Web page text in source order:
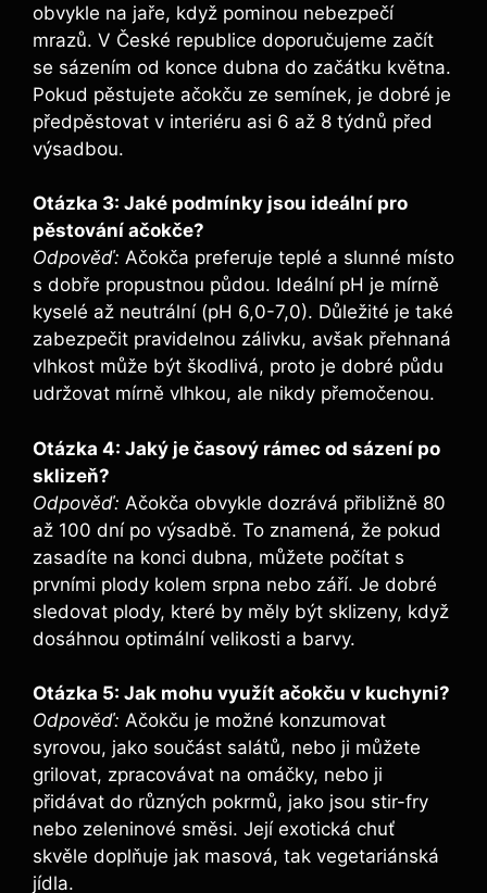
obvykle na jaře, když pominou nebezpečí
mrazů. V České republice doporučujeme začít
se sázením od konce dubna do začátku května.
Pokud pěstujete ačokču ze semínek, je dobré je
předpěstovat v interiéru asi 6 až 8 týdnů před
výsadbou.
Otázka 3: Jaké podmínky jsou ideální pro
pěstování ačokče?
Odpověď: Ačokča preferuje teplé a slunné místo
s dobře propustnou půdou. Ideální pH je mírně
kyselé až neutrální (pH 6,0-7,0). Důležité je také
zabezpečit pravidelnou zálivku, avšak přehnaná
vlhkost může být škodlivá, proto je dobré půdu
udržovat mírně vlhkou, ale nikdy přemočenou.
Otázka 4: Jaký je časový rámec od sázení po
sklizeň?
Odpověď: Ačokča obvykle dozrává přibližně 80
až 100 dní po výsadbě. To znamená, že pokud
zasadíte na konci dubna, můžete počítat s
prvními plody kolem srpna nebo září. Je dobré
sledovat plody, které by měly být sklizeny, když
dosáhnou optimální velikosti a barvy.
Otázka 5: Jak mohu využít ačokču v kuchyni?
Odpověď: Ačokču je možné konzumovat
syrovou, jako součást salátů, nebo ji můžete
grilovat, zpracovávat na omáčky, nebo ji
přidávat do různých pokrmů, jako jsou stir-fry
nebo zeleninové směsi. Její exotická chuť
skvěle doplňuje jak masová, tak vegetariánská
jídla.